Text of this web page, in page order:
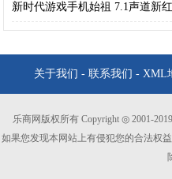
新时代游戏手机始祖 7.1声道新
关于我们 - 联系我们 - XML
乐商网版权所有 Copyright ◎ 2001-
如果您发现本网站上有侵犯您的合法权